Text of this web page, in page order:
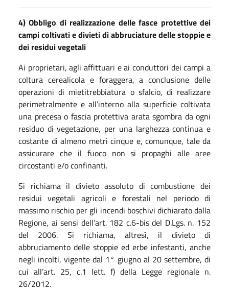
4) Obbligo di realizzazione delle fasce protettive dei
campi coltivati e divieti di abbruciature delle stoppie e
dei residui vegetali
Ai proprietari, agli affittuari e ai conduttori dei campi a
coltura cerealicola e foraggera, a conclusione delle
operazioni di mietitrebbiatura o sfalcio, di realizzare
perimetralmente e all’interno alla superficie coltivata
una precesa o fascia protettiva arata sgombra da ogni
residuo di vegetazione, per una larghezza continua e
costante di almeno metri cinque e, comunque, tale da
assicurare che il fuoco non si propaghi alle aree
circostanti e/o confinanti.
Si richiama il divieto assoluto di combustione dei
residui vegetali agricoli e forestali nel periodo di
massimo rischio per gli incendi boschivi dichiarato dalla
Regione, ai sensi dell’art. 182 c.6-bis del D.Lgs. n. 152
del 2006. Si richiama, altresì, il divieto di
abbruciamento delle stoppie ed erbe infestanti, anche
negli incolti, vigente dal 1° giugno al 20 settembre, di
cui all’art. 25, c.1 lett. f) della Legge regionale n.
26/2012.